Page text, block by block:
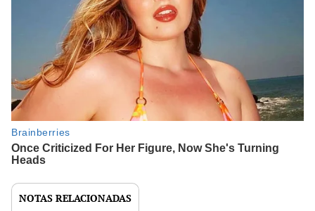
NOTAS RELACIONADAS